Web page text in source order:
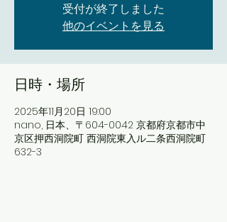
受付が終了しました
他のイベントを見る
日時・場所
2025年11月20日 19:00
nano, 日本、〒604-0042 京都府京都市中
京区押西洞院町 西洞院東入ル二条西洞院町
632-3